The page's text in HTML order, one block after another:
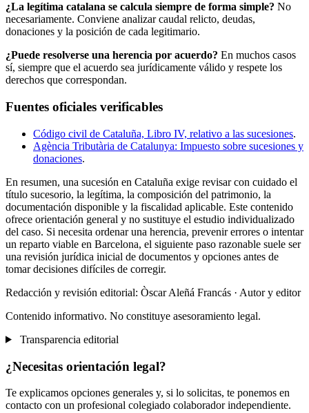
¿La legítima catalana se calcula siempre de forma simple? No
necesariamente. Conviene analizar caudal relicto, deudas,
donaciones y la posición de cada legitimario.
¿Puede resolverse una herencia por acuerdo? En muchos casos
sí, siempre que el acuerdo sea jurídicamente válido y respete los
derechos que correspondan.
Fuentes oficiales verificables
Código civil de Cataluña, Libro IV, relativo a las sucesiones.
Agència Tributària de Catalunya: Impuesto sobre sucesiones y
donaciones.
En resumen, una sucesión en Cataluña exige revisar con cuidado el
título sucesorio, la legítima, la composición del patrimonio, la
documentación disponible y la fiscalidad aplicable. Este contenido
ofrece orientación general y no sustituye el estudio individualizado
del caso. Si necesita ordenar una herencia, prevenir errores o intentar
un reparto viable en Barcelona, el siguiente paso razonable suele ser
una revisión jurídica inicial de documentos y opciones antes de
tomar decisiones difíciles de corregir.
Redacción y revisión editorial: Òscar Aleñá Francás · Autor y editor
Contenido informativo. No constituye asesoramiento legal.
Transparencia editorial
¿Necesitas orientación legal?
Te explicamos opciones generales y, si lo solicitas, te ponemos en
contacto con un profesional colegiado colaborador independiente.